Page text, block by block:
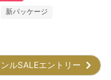
新パッケージ
ンルSALEエントリー